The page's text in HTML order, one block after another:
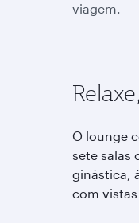
viagem.
O lounge
sete salas
ginástica,
com vistas